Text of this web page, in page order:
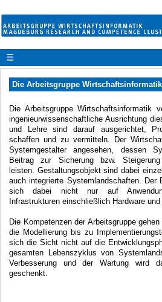
☰
Die Arbeitsgruppe Wirtschaftsinformatik
Die Arbeitsgruppe Wirtschaftsinformatik
ingenieurwissenschaftliche Ausrichtung
und Lehre sind darauf ausgerichtet,
schaffen und zu vermitteln. Der
Systemgestalter angesehen, dessen
Beitrag zur Sicherung bzw.
leisten. Gestaltungsobjekt sind dabei
auch integrierte Systemlandschaften. Der
sich dabei nicht nur auf
Infrastrukturen einschließlich Hardware
Die Kompetenzen der Arbeitsgruppe
die Modellierung bis zu
sich die Sicht nicht auf die
gesamten Lebenszyklus von
Verbesserung und der Wartung wird
geschenkt.